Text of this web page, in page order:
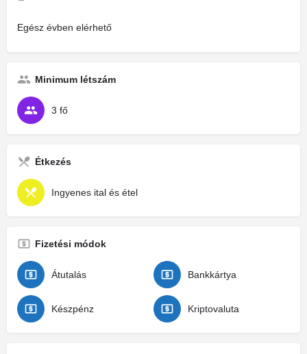
Egész évben elérhető
Minimum létszám
3 fő
Étkezés
Ingyenes ital és étel
Fizetési módok
Átutalás Bankkártya
Készpénz Kriptovaluta